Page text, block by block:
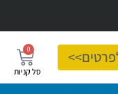
0
עגלת
קניות